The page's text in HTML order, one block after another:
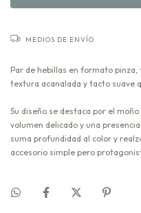
MEDIOS DE ENVÍO
Par de hebillas en formato
textura acanalada y tacto suave
Su diseño se destaca por el
volumen delicado y una
suma profundidad al color y
accesorio simple pero